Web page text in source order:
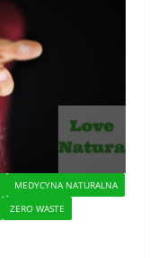
MEDYCYNA NATURALNA
ZERO WASTE